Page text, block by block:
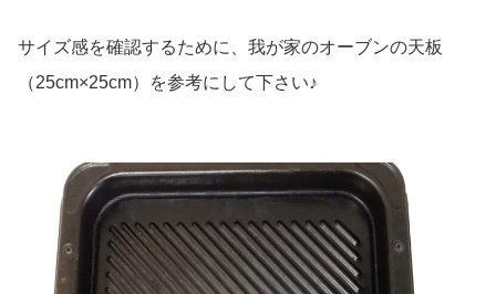
サイズ感を確認するために、我が家のオーブンの天板
（25cm×25cm）を参考にして下さい♪